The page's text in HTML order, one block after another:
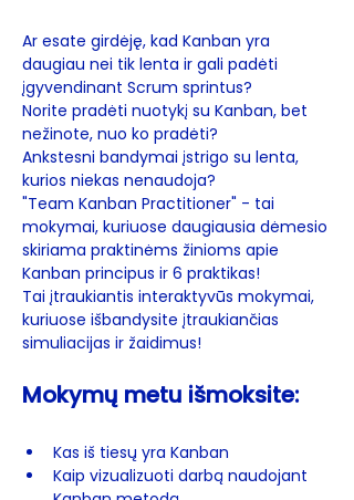
Ar esate girdėję, kad Kanban yra
daugiau nei tik lenta ir gali padėti
įgyvendinant Scrum sprintus?
Norite pradėti nuotykį su Kanban, bet
nežinote, nuo ko pradėti?
Ankstesni bandymai įstrigo su lenta,
kurios niekas nenaudoja?
"Team Kanban Practitioner" - tai
mokymai, kuriuose daugiausia dėmesio
skiriama praktinėms žinioms apie
Kanban principus ir 6 praktikas!
Tai įtraukiantis interaktyvūs mokymai,
kuriuose išbandysite įtraukiančias
simuliacijas ir žaidimus!
Mokymų metu išmoksite:
Kas iš tiesų yra Kanban
Kaip vizualizuoti darbą naudojant